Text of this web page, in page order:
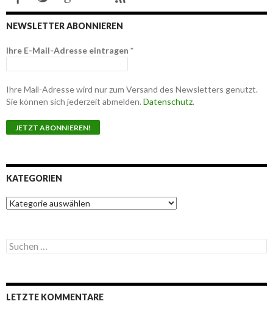
NEWSLETTER ABONNIEREN
Ihre E-Mail-Adresse eintragen *
Ihre Mail-Adresse wird nur zum Versand des Newsletters genutzt.
Sie können sich jederzeit abmelden. Datenschutz.
KATEGORIEN
K
a
g
o
n
S
u
e
n
LETZTE KOMMENTARE